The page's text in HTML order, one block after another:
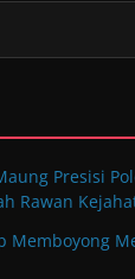
Presisi
Rawan
Memboyong